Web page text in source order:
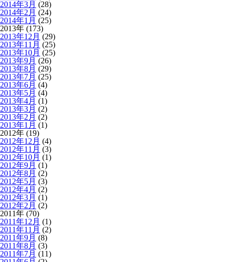
2014年3月 (28)
2014年2月 (24)
2014年1月 (25)
2013年 (173)
2013年12月 (29)
2013年11月 (25)
2013年10月 (25)
2013年9月 (26)
2013年8月 (29)
2013年7月 (25)
2013年6月 (4)
2013年5月 (4)
2013年4月 (1)
2013年3月 (2)
2013年2月 (2)
2013年1月 (1)
2012年 (19)
2012年12月 (4)
2012年11月 (3)
2012年10月 (1)
2012年9月 (1)
2012年8月 (2)
2012年5月 (3)
2012年4月 (2)
2012年3月 (1)
2012年2月 (2)
2011年 (70)
2011年12月 (1)
2011年11月 (2)
2011年9月 (8)
2011年8月 (3)
2011年7月 (11)